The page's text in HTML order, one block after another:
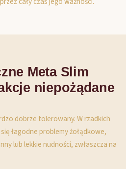
Meta Slim
niepożądane
dobrze tolerowany. W rzadkich
łagodne problemy żołądkowe,
lub lekkie nudności, zwłaszcza na